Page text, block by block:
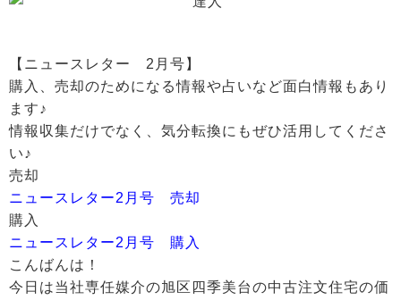
【ニュースレター 2月号】
購入、売却のためになる情報や占いなど面白情報もあり
ます♪
情報収集だけでなく、気分転換にもぜひ活用してくださ
い♪
売却
ニュースレター2月号 売却
購入
ニュースレター2月号 購入
こんばんは！
今日は当社専任媒介の旭区四季美台の中古注文住宅の価